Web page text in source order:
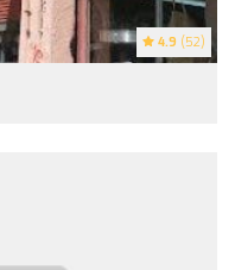
4.9 (52)